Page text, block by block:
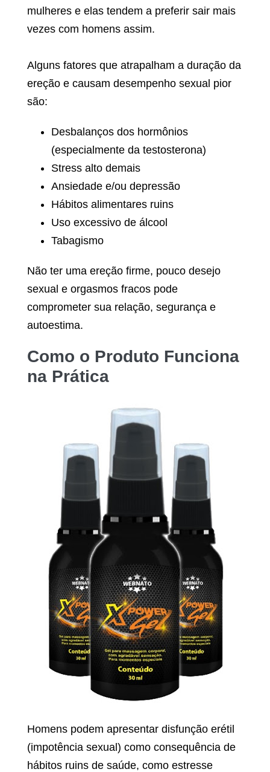
mulheres e elas tendem a preferir sair mais
vezes com homens assim.
Alguns fatores que atrapalham a duração da
ereção e causam desempenho sexual pior
são:
Desbalanços dos hormônios
(especialmente da testosterona)
Stress alto demais
Ansiedade e/ou depressão
Hábitos alimentares ruins
Uso excessivo de álcool
Tabagismo
Não ter uma ereção firme, pouco desejo
sexual e orgasmos fracos pode
comprometer sua relação, segurança e
autoestima.
Como o Produto Funciona
na Prática
Homens podem apresentar disfunção erétil
(impotência sexual) como consequência de
hábitos ruins de saúde, como estresse